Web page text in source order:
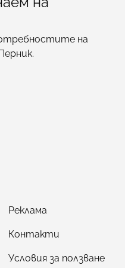
на
Реклама
Контакти
Условия за ползване